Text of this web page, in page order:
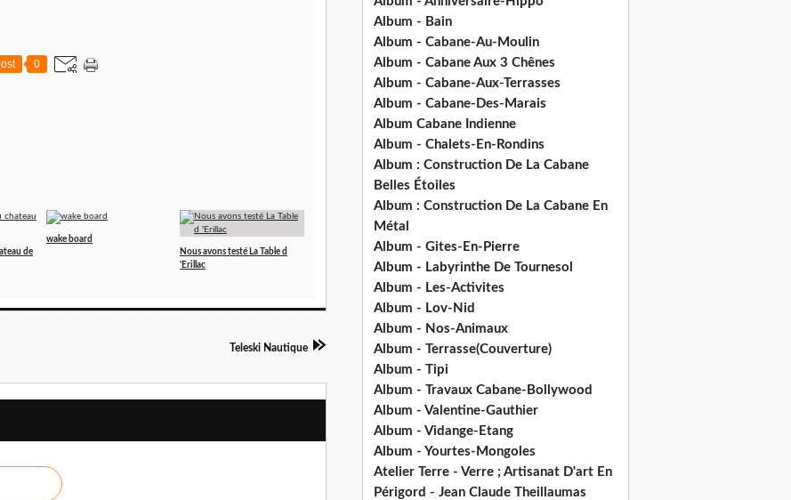
0
de
wake board
Nous avons testé La Table d
'Erillac
Teleski Nautique
Album - Bain
Album - Cabane-Au-Moulin
Album - Cabane Aux 3 Chênes
Album - Cabane-Aux-Terrasses
Album - Cabane-Des-Marais
Album Cabane Indienne
Album - Chalets-En-Rondins
Album : Construction De La Cabane
Belles Étoiles
Album : Construction De La Cabane En
Métal
Album - Gites-En-Pierre
Album - Labyrinthe De Tournesol
Album - Les-Activites
Album - Lov-Nid
Album - Nos-Animaux
Album - Terrasse(Couverture)
Album - Tipi
Album - Travaux Cabane-Bollywood
Album - Valentine-Gauthier
Album - Vidange-Etang
Album - Yourtes-Mongoles
Atelier Terre - Verre ; Artisanat D'art En
Périgord - Jean Claude Theillaumas